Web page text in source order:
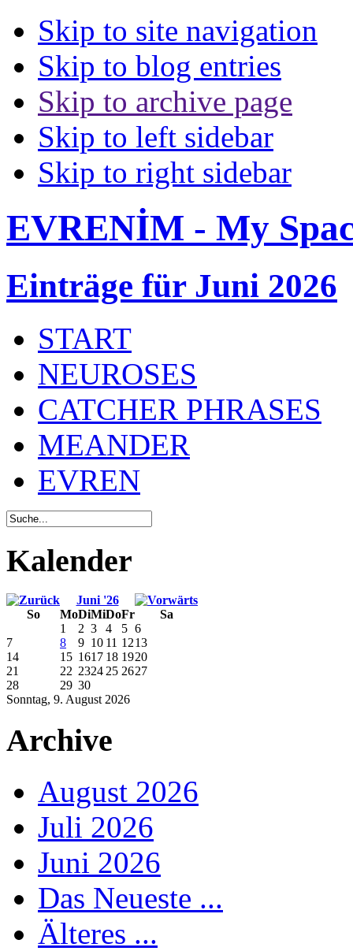
Skip to site navigation
Skip to blog entries
Skip to archive page
Skip to left sidebar
Skip to right sidebar
EVRENİM - My
Einträge für Juni 2026
START
NEUROSES
CATCHER PHRASES
MEANDER
EVREN
Kalender
Juni '26
So
MoDiMiDoFr Sa
Sonntag, 9. August 2026
1 2 3 4 5 6
7
8 9 10 11 1213
14
15 1617 18 1920
21
22 2324 25 2627
28
29 30
Archive
August 2026
Juli 2026
Juni 2026
Das Neueste ...
Älteres ...